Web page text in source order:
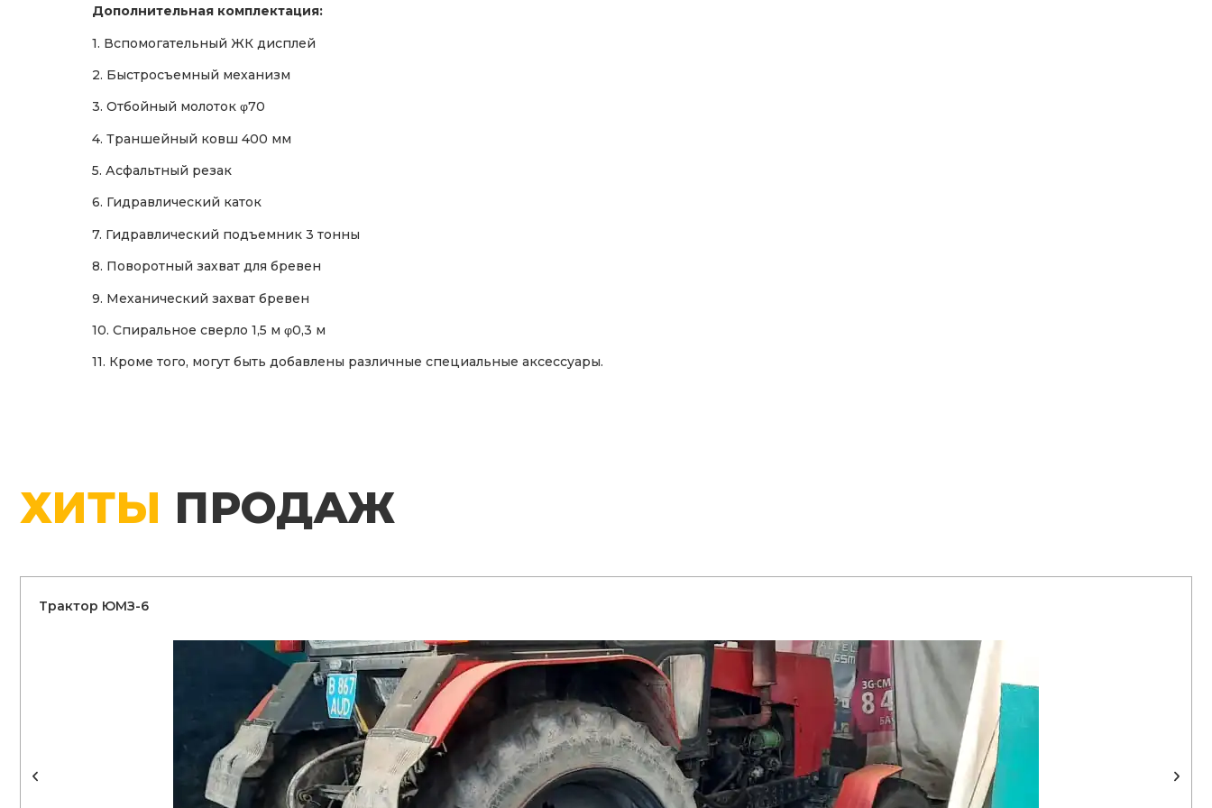
Дополнительная комплектация:
1. Вспомогательный ЖК дисплей
2. Быстросъемный механизм
3. Отбойный молоток φ70
4. Траншейный ковш 400 мм
5. Асфальтный резак
6. Гидравлический каток
7. Гидравлический подъемник 3 тонны
8. Поворотный захват для бревен
9. Механический захват бревен
10. Спиральное сверло 1,5 м φ0,3 м
11. Кроме того, могут быть добавлены различные специальные аксессуары.
ХИТЫ ПРОДАЖ
Трактор ЮМЗ-6